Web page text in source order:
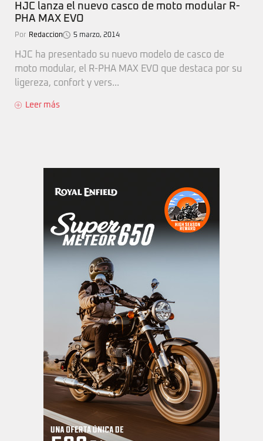
HJC lanza el nuevo casco de moto modular R-
PHA MAX EVO
Por Redaccion 5 marzo, 2014
HJC ha presentado su nuevo modelo de casco de
moto modular, el R-PHA MAX EVO que destaca por su
ligereza, confort y vers...
Leer más